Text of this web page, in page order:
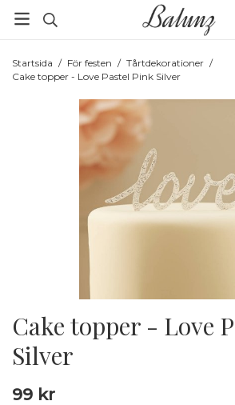
Startsida / För festen / Tårtdekorationer /
Cake topper - Love Pastel Pink Silver
Cake topper - Love
Silver
99 kr